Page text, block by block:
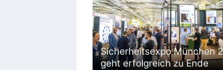
Sicherheitsexpo München
geht erfolgreich zu Ende